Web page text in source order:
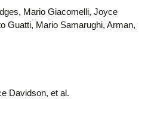
Mario Giacomelli, Joyce
Guatti, Mario Samarughi, Arman,
Davidson, et al.